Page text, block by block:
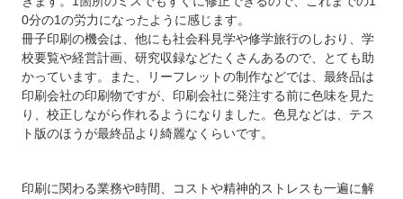
0分の1の労力になったように感じます。
冊子印刷の機会は、他にも社会科見学や修学旅行のしおり、学
校要覧や経営計画、研究収録などたくさんあるので、とても助
かっています。また、リーフレットの制作などでは、最終品は
印刷会社の印刷物ですが、印刷会社に発注する前に色味を見た
り、校正しながら作れるようになりました。色見などは、テス
ト版のほうが最終品より綺麗なくらいです。
印刷に関わる業務や時間、コストや精神的ストレスも一遍に解